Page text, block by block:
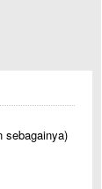
sebagainya)